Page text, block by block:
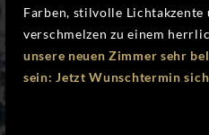
Farben, stilvolle Lichtakzente
verschmelzen zu einem
unsere neuen Zimmer sehr
sein: Jetzt Wunschtermin